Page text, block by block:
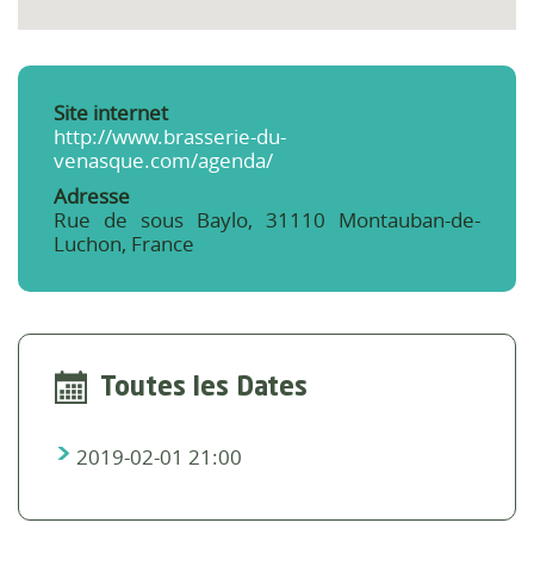
Site internet
http://www.brasserie-du-
venasque.com/agenda/
Adresse
Rue de sous Baylo, 31110 Montauban-de-
Luchon, France
Toutes les Dates
2019-02-01 21:00